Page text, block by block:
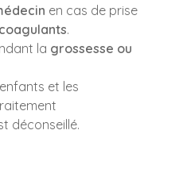
en cas de prise
.
la grossesse ou
et les
déconseillé.